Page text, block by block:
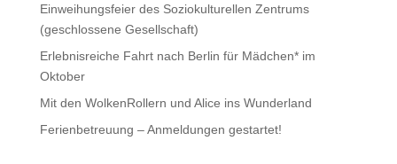
Einweihungsfeier des Soziokulturellen Zentrums
(geschlossene Gesellschaft)
Erlebnisreiche Fahrt nach Berlin für Mädchen* im
Oktober
Mit den WolkenRollern und Alice ins Wunderland
Ferienbetreuung – Anmeldungen gestartet!